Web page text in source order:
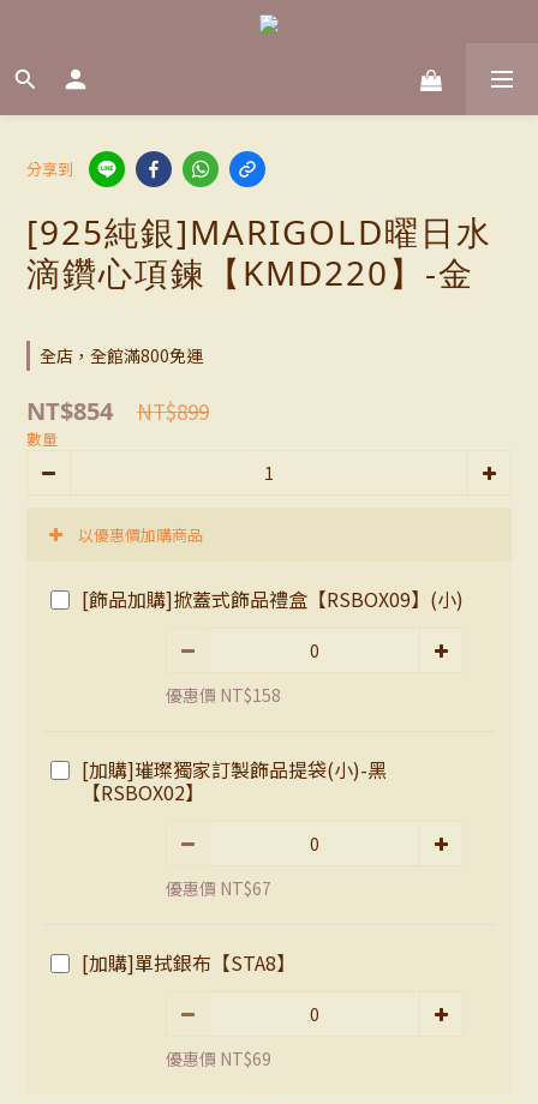
分享到
[925純銀]MARIGOLD曜日水
滴鑽心項鍊【KMD220】-金
全店，全館滿800免運
NT$854 NT$899
數量
以優惠價加購商品
[飾品加購]掀蓋式飾品禮盒【RSBOX09】(小)
優惠價 NT$158
[加購]璀璨獨家訂製飾品提袋(小)-黑
【RSBOX02】
優惠價 NT$67
[加購]單拭銀布【STA8】
優惠價 NT$69